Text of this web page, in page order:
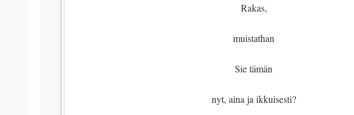
Rakas,
muistathan
Sie tämän
nyt, aina ja ikkuisesti?